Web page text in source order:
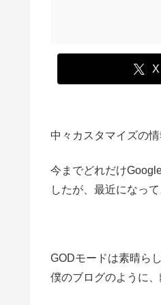
X
中々カスタマイズの
今までどれだけ
したが、最近になっ
GODモードは素晴ら
僕のブログのように